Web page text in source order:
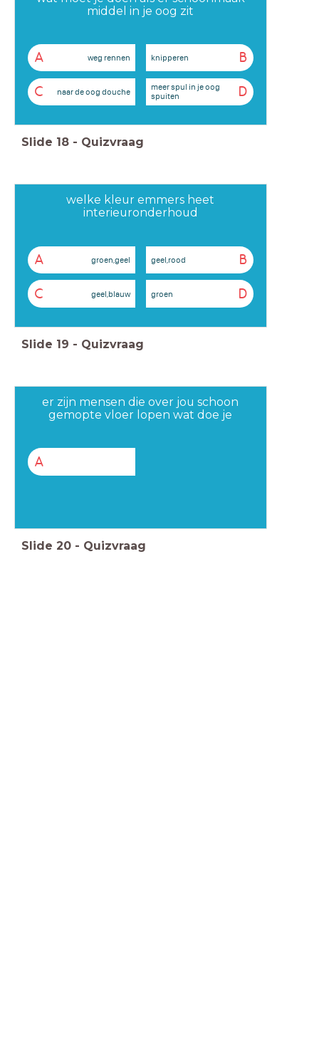
middel in je oog zit
A weg rennen B
knipperen
C naar de oog douche D
meer spul in je oog
spuiten
Slide 18 - Quizvraag
welke kleur emmers heet
interieuronderhoud
A groen,geel B
geel,rood
C geel,blauw D
groen
Slide 19 - Quizvraag
er zijn mensen die over jou schoon
gemopte vloer lopen wat doe je
A
Slide 20 - Quizvraag